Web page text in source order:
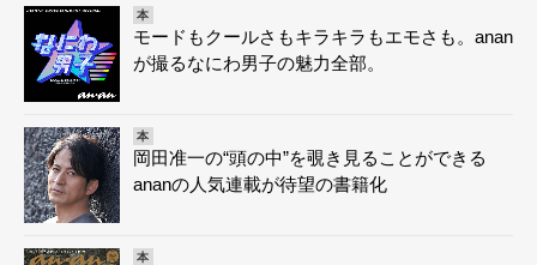
本
モードもクールさもキラキラもエモさも。anan
が撮るなにわ男子の魅力全部。
本
岡田准一の“頭の中”を覗き見ることができる
ananの人気連載が待望の書籍化
本